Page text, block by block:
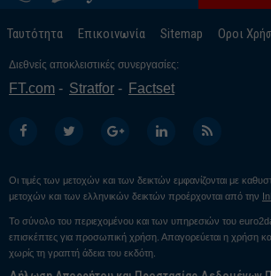
Ταυτότητα Επικοινωνία Sitemap Οροι
Διεθνείς αποκλειστικές συνεργασίες:
FT.com Stratfor Factset
Οι τιμές των μετοχών και των δεικτών εμφανίζονται με
μετοχών και των ελληνικών δεικτών προέρχονται από την
Το σύνολο του περιεχομένου και των υπηρεσιών του
επισκέπτες για προσωπική χρήση. Απαγορεύεται η χρήση
χωρίς τη γραπτή άδεια του εκδότη.